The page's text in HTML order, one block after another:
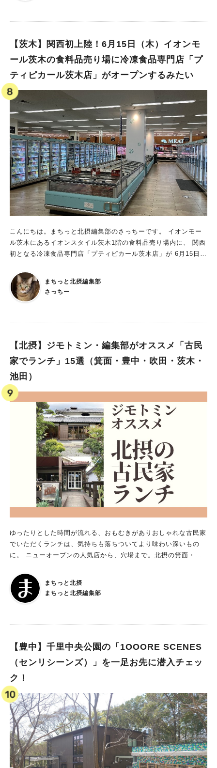
くつろぎのカフェスペースに。 子どもは「こどもの楽園」で、
に続く緑道にもカフェがオープンするようです！ ●関西最大級
のアウトドアイベントや、いなりやまの竹を使ったライトアップ
等のイベント 自然を感じ、心が豊かになるイベントが開催され
るようです！ 2022年も「集いの原っぱ」等で、イベントが開催
されていましたが これまで以上に様々なジャンルのイベントが
増えるとうれしいですね 【誰もが健康に、多彩なスポーツにも
挑戦できる「体のウェルネス」】 ●スケボーパーク （マップ
④） このあたりに・・・ 東京オリンピック後さらに人気とな
っている「スケートボード」 パークができて、名ボーダーが生
まれるでしょうか？！ ●フットサルコート （マップ⑤） この
あたりに・・・ 服部緑地には、陸上競技場、人工芝サッカー場
もありますが フットサルコートもできて、ますますサッカーの
盛り上がりが見えそう！ ●スケートボード、ノルディックウォ
ーキング等施設を活用したスクール開催 現在もサッカーや陸上
催されている服部緑地ですが 老若男女が楽しめるスクール、イ
ベントの選択肢が増えるのはうれしい。 【にぎわう、交流す
る、憩う。誰もが利用しやすい場に「社会のウェルネス」】 ●体
穫する作物は、おいしさひとしお。 そんな体験が服部緑地で出
来るようになるんですね！ ●誰もが利用しやすい遊具 （マッ
プ⑪） こどもの楽園の奥のエリアでしょうか。 ●農園での収穫
在資料に掲載されている、スケジュールはコチラ 自然と共生し
像するだけでワクワクしますが 昔から遊び慣れた、大好きな風
景でもあります。 ちゃんと今の良さを残しながら、より過ごし
やすい公園へと進化してほしい！ ◆公園内を円形花壇を中心に４
ブロックに分類し、多様な自然と人が共生する状態づくり ◆樹木
管理計画に基づいて、生物多様性が富み、景観のよい森づくり ◆
ICTや先進技術を使って、支払いや移動、安全面等の利便が高ま
る、使いやすい公園づくり 新しい施設や、イベントだけでな
く、自然と共生しながら、より利用しやすい公園へと 生まれ変
わるようです。 この２年で大きく生まれ変わる予定の服部緑
っていく様子を これからも見守りたいと思います！
で、公共交通機関を使うことをおすすめします。 利用条件の詳
所：吹田市出口町31-1 ■電話番号：06-6388-4496 ■営業時間
（夏期：7月1日～8月31日） 【屋外】 平日：10：00～18：00
土日・祝日：9：00～18：00 ※入場は17：00まで。遊泳は17：
30まで。 【屋内】 平日：10：00～21：00 土日・祝日：9：00
～21：00 ■利用料金（夏期：7月1日～8月31日）2時間 一般： 3
00円（2時間を超える場合、1時間ごとに150円追加） 中学生以
下：150円（2時間を超える場合、1時間ごとに70円追加） ※吹
田市在住、在勤、在学の場合の料金 北千里駅近くの「北千里市
民プール」 北千里市民プールは阪急「北千里駅」から徒歩約13
分。千里北公園内にあります。 屋外プールのみで、夏期（7月～
8月）にオープンします。 50メートルプールのほか、子ども用プ
ール、幼児用プールがあります。 小学生以下のお子さんが利用
できるスライダーもあるので、夏の水遊びスポットに最適ですね
♪ 公園内ということもあり緑に囲まれているので、リラックスし
が、駐車台数に限りがあるので、 公共交通機関を使うことをお
すすめします。 利用条件の詳細などは北千里市民プールのホー
ムページをご確認ください。 ■住所：吹田市藤白台5-5-2 ■電話
日：10：00～18：00 土日・祝日：9：00～18：00 ※入場：1
7：00まで。遊泳：17：30まで ■利用料金（夏期：7月1日～8月
31日）2時間 ◆一般： 300円（2時間を超える場合、1時間ごとに
【茨木】関西初上陸！6月15日（木）イオンモ
ール茨木の食料品売り場に冷凍食品専門店「プ
ティピカール茨木店」がオープンするみたい
こんにちは。まちっと北摂編集部のさっちーです。 イオンモー
ル茨木にあるイオンスタイル茨木1階の食料品売り場内に、 関西
初となる冷凍食品専門店「プティピカール茨木店」が 6月15日
で人気の冷凍食品専門店「ピカール」。 おいしさと品質にこだ
わった本格的なフランス料理をはじめ、 日常使いもできる野菜
やお肉、パンやデザートなども販売。 世界16カ国で店舗を展開
引用 この投稿をInstagramで見る Picard Japon（ピカー
スタイル茨木にやってくるんです！ イオンスタイル茨木1階の食
料品売り場は現在リニューアル工事中。 地域最大規模へと生ま
れ変わる冷凍食品売り場にて、 「プティピカール茨木店」が6月
15日（木）オープンします。 本格的なフランスの味を冷凍食品
で手軽に楽しめるなんて、 食卓のバリエーションも広がり、友
人とのホームパーティーなんかにも重宝できそうです。 同日、
リフレッシュオープンとなる食料品売り場も気になりますね。
毎日の献立の強い味方となってくれそうな新店舗に注目です！
まちっと北摂編集部
さっちー
【北摂】ジモトミン・編集部がオススメ「古民
家でランチ」15選（箕面・豊中・吹田・茨木・
池田）
ゆったりとした時間が流れる、おもむきがありおしゃれな古民家
でいただくランチは、気持ちも落ちついてより味わい深いもの
に。 ニューオープンの人気店から、穴場まで。北摂の箕面・豊
る、古民家でランチをいただけるカフェ、レストランを15店をご
紹介します。 緑あふれる庭園、レトロな雰囲気を残しながらリ
ノベーションされ、より過ごしやすくなっている店内といった特
は取材時のものです。現在のメニュー・料金、営業時間について
まちっと北摂
まちっと北摂編集部
【豊中】千里中央公園の「1OOORE SCENES
（センリシーンズ）」を一足お先に潜入チェッ
ク！